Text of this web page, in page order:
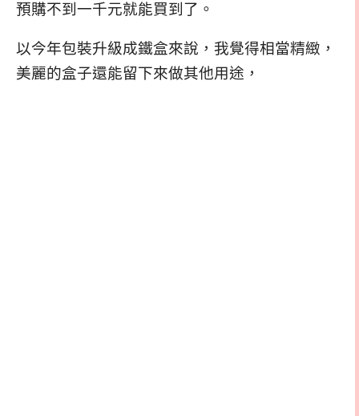
預購不到一千元就能買到了。
以今年包裝升級成鐵盒來說，我覺得相當精緻，
美麗的盒子還能留下來做其他用途，